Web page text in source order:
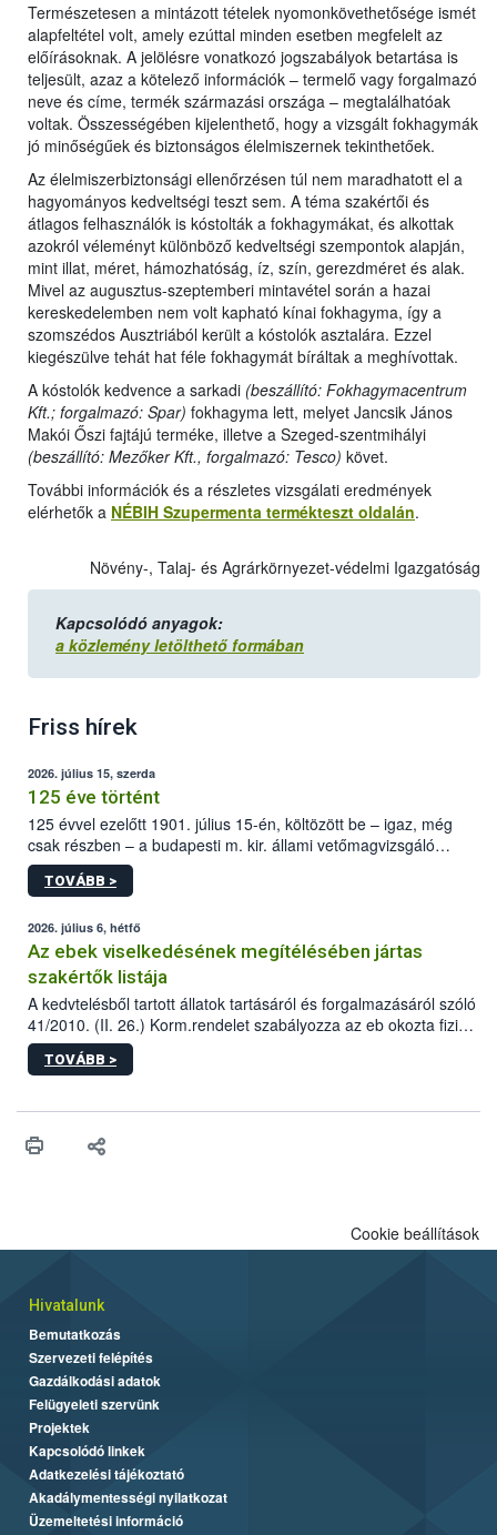
Természetesen a mintázott tételek nyomonkövethetősége ismét
alapfeltétel volt, amely ezúttal minden esetben megfelelt az
előírásoknak. A jelölésre vonatkozó jogszabályok betartása is
teljesült, azaz a kötelező információk – termelő vagy forgalmazó
neve és címe, termék származási országa – megtalálhatóak
voltak. Összességében kijelenthető, hogy a vizsgált fokhagymák
jó minőségűek és biztonságos élelmiszernek tekinthetőek.
Az élelmiszerbiztonsági ellenőrzésen túl nem maradhatott el a
hagyományos kedveltségi teszt sem. A téma szakértői és
átlagos felhasználók is kóstolták a fokhagymákat, és alkottak
azokról véleményt különböző kedveltségi szempontok alapján,
mint illat, méret, hámozhatóság, íz, szín, gerezdméret és alak.
Mivel az augusztus-szeptemberi mintavétel során a hazai
kereskedelemben nem volt kapható kínai fokhagyma, így a
szomszédos Ausztriából került a kóstolók asztalára. Ezzel
kiegészülve tehát hat féle fokhagymát bíráltak a meghívottak.
A kóstolók kedvence a sarkadi (beszállító: Fokhagymacentrum
Kft.; forgalmazó: Spar) fokhagyma lett, melyet Jancsik János
Makói Őszi fajtájú terméke, illetve a Szeged-szentmihályi
(beszállító: Mezőker Kft., forgalmazó: Tesco) követ.
További információk és a részletes vizsgálati eredmények
elérhetők a NÉBIH Szupermenta termékteszt oldalán.
Növény-, Talaj- és Agrárkörnyezet-védelmi Igazgatóság
Kapcsolódó anyagok:
a közlemény letölthető formában
Friss hírek
2026. július 15, szerda
125 éve történt
125 évvel ezelőtt 1901. július 15-én, költözött be – igaz, még
csak részben – a budapesti m. kir. állami vetőmagvizsgáló
állomás a Kis Rókus utca 15. szám alatti, Czigler Győző által
tervezett új épületébe.
TOVÁBB >
2026. július 6, hétfő
Az ebek viselkedésének megítélésében jártas
szakértők listája
A kedvtelésből tartott állatok tartásáról és forgalmazásáról szóló
41/2010. (II. 26.) Korm.rendelet szabályozza az eb okozta fizikai
sérülés, illetve ennek veszélye keletkezésekor felmerülő
hatósági feladatokat, valamint a veszélyes eb tartását és annak
vonni az ebek viselkedésének megítélésében jártas szakértőt.
TOVÁBB >
Cookie beállítások
Hivatalunk
Bemutatkozás
Szervezeti felépítés
Gazdálkodási adatok
Felügyeleti szervünk
Projektek
Kapcsolódó linkek
Adatkezelési tájékoztató
Akadálymentességi nyilatkozat
Üzemeltetési információ